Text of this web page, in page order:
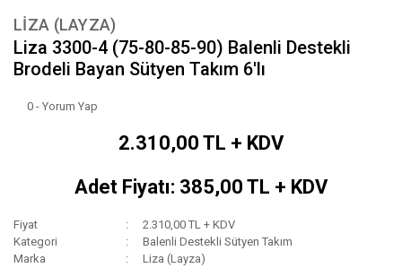
LIZA (LAYZA)
Liza 3300-4 (75-80-85-90) Balenli Destekli
Brodeli Bayan Sütyen Takım 6'lı
0 - Yorum Yap
2.310,00 TL + KDV
Adet Fiyatı: 385,00 TL + KDV
Fiyat
2.310,00 TL + KDV
Kategori
Balenli Destekli Sütyen Takım
Marka
Liza (Layza)